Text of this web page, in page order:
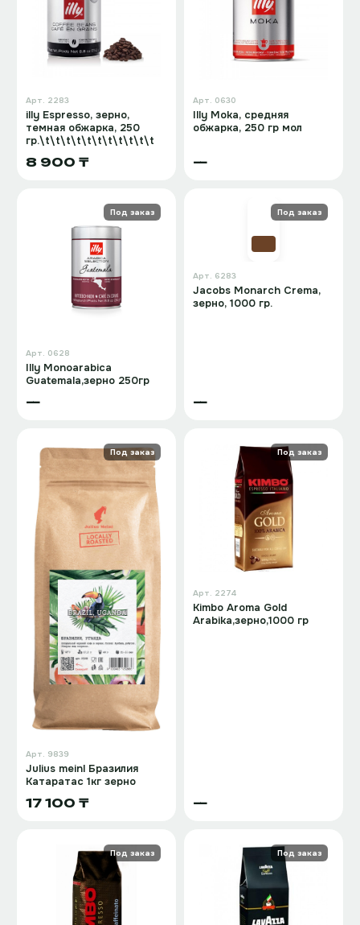
Арт. 2283
illy Espresso, зерно,
темная обжарка, 250
гр.\t\t\t\t\t\t\t\t\t\t\t
8 900 ₸
Арт. 0630
Illy Moka, средняя
обжарка, 250 гр мол
—
Под заказ
Арт. 0628
Illy Monoarabica
Guatemala,зерно 250гр
—
Под заказ
Арт. 6283
Jacobs Monarch Crema,
зерно, 1000 гр.
—
Под заказ
Арт. 9839
Julius meinl Бразилия
Катаратас 1кг зерно
17 100 ₸
Под заказ
Арт. 2274
Kimbo Aroma Gold
Arabika,зерно,1000 гр
—
Под заказ Под заказ